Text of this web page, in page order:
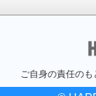
ご自身の責任のも